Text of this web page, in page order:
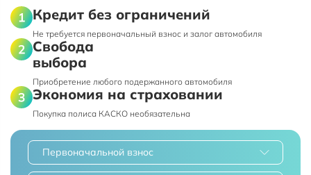
Кредит без ограничений
Не требуется первоначальный взнос и залог автомобиля
Свобода
выбора
Приобретение любого подержанного автомобиля
Экономия на страховании
Покупка полиса КАСКО необязательна
Первоначальной взнос